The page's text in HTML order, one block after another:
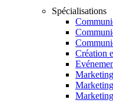
Spécialisations
Création